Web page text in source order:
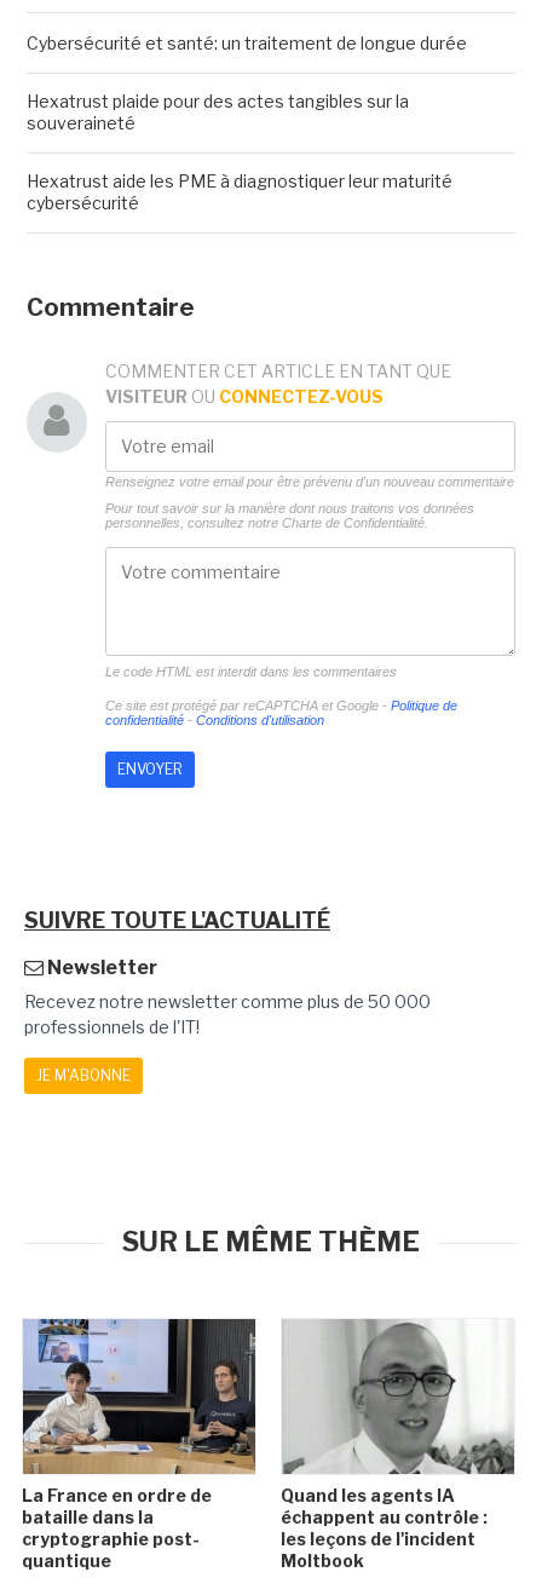
Cybersécurité et santé: un traitement de longue durée
Hexatrust plaide pour des actes tangibles sur la
souveraineté
Hexatrust aide les PME à diagnostiquer leur maturité
cybersécurité
Commentaire
COMMENTER CET ARTICLE EN TANT QUE
VISITEUR OU CONNECTEZ-VOUS
Renseignez votre email pour être prévenu d'un nouveau commentaire
Pour tout savoir sur la manière dont nous traitons vos données
personnelles, consultez notre Charte de Confidentialité.
Le code HTML est interdit dans les commentaires
Ce site est protégé par reCAPTCHA et Google - Politique de
confidentialité- Conditions d'utilisation
SUIVRE TOUTE L'ACTUALITÉ
Newsletter
Recevez notre newsletter comme plus de 50 000
professionnels de l'IT!
JE M'ABONNE
SUR LE MÊME THÈME
La France en ordre de
bataille dans la
cryptographie post-
quantique
Quand les agents IA
échappent au contrôle :
les leçons de l'incident
Moltbook